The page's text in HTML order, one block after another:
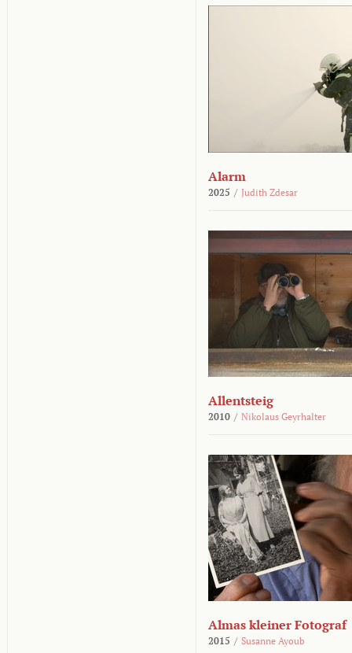
Alarm
2025 / Judith Zdesar
Allentsteig
2010 / Nikolaus Geyrhalter
Almas kleiner Fotograf
2015 / Susanne Ayoub